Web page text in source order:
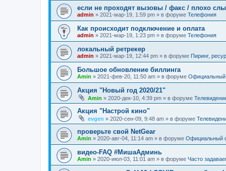
если не проходят вызовы / факс / плохо
admin » 2021-мар-19, 1:59 pm » в форуме Телефония
Как происходит подключение и оплата
admin » 2021-мар-19, 1:23 pm » в форуме Телефония
локальный ретрекер
admin » 2021-мар-19, 12:44 pm » в форуме Пиринг,
Большое обновление биллинга
Amin » 2021-фев-20, 11:50 am » в форуме
Акция "Новый год 2020/21"
Amin » 2020-дек-10, 4:39 pm » в форуме
Акция "Настрой кино"
evgen » 2020-сен-09, 9:48 am » в форуме
проверьте свой NetGear
Amin » 2020-авг-04, 11:14 am » в форуме Официальный
видео-FAQ #МишаАдминь
Amin » 2020-июл-03, 11:01 am » в форуме Часто